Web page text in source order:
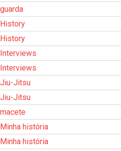
guarda
History
History
Interviews
Interviews
Jiu-Jitsu
Jiu-Jitsu
macete
Minha história
Minha história